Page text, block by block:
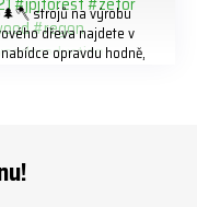
strojů na výrobu
dřeva najdete v
opravdu hodně,